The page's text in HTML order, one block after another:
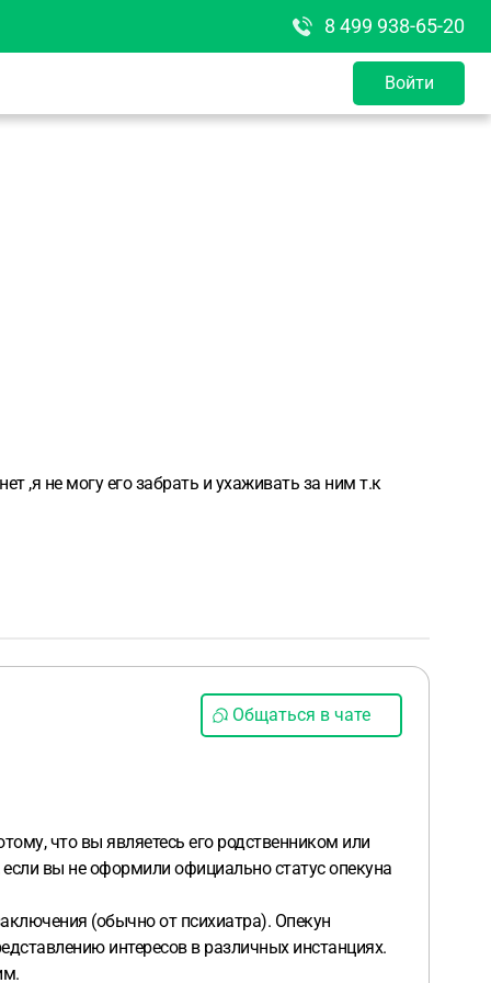
8 499 938-65-20
Войти
,я не могу его забрать и ухаживать за ним т.к
Общаться в чате
что вы являетесь его родственником или
вы не оформили официально статус опекуна
(обычно от психиатра). Опекун
интересов в различных инстанциях.